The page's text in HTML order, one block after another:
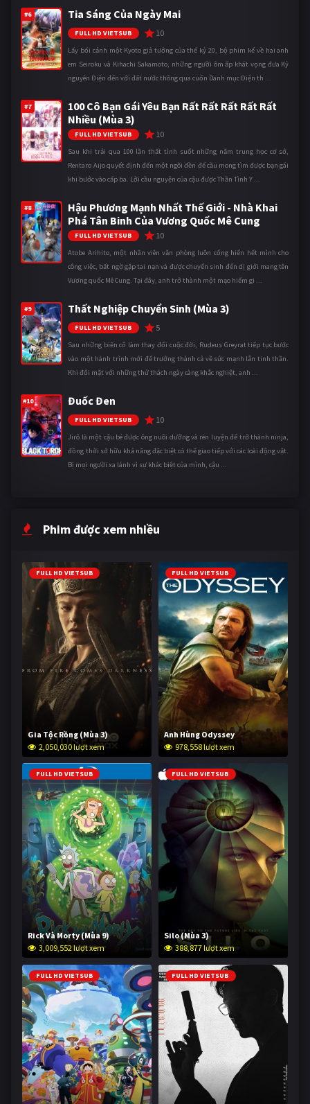
#6 Tia Sáng Của Ngày Mai
FULL HD VIETSUB 10
Lấy bối cảnh một Kyoto giả tưởng của thế kỷ 20, bộ phim kể về hai anh
em Seiroku và Kihachi Sakamoto, những người ôm ấp khát vọng đưa Kỷ
nguyên Điện đến với đất nước thông qua cuốn Danh mục Điện th ...
#7
100 Cô Bạn Gái Yêu Bạn Rất Rất Rất Rất Rất
Nhiều (Mùa 3)
FULL HD VIETSUB 10
Sau khi trải qua 100 lần thất tình suốt những năm trung học cơ sở,
Rentaro Aijo quyết định đến một ngôi đền để cầu mong tìm được bạn gái
khi bước vào cấp ba. Lời cầu nguyện của cậu được Thần Tình Y ...
#8
Hậu Phương Mạnh Nhất Thế Giới - Nhà Khai
Phá Tân Binh Của Vương Quốc Mê Cung
FULL HD VIETSUB 10
Atobe Arihito, một nhân viên văn phòng luôn cống hiến hết mình cho
công việc, bất ngờ gặp tai nạn và được chuyển sinh đến dị giới mang tên
Vương quốc Mê Cung. Tại đây, anh trở thành một mạo hiểm gi ...
#9 Thất Nghiệp Chuyển Sinh (Mùa 3)
FULL HD VIETSUB 5
Sau những biến cố làm thay đổi cuộc đời, Rudeus Greyrat tiếp tục bước
vào một hành trình mới để trưởng thành cả về sức mạnh lẫn tinh thần.
Khi đối mặt với những thử thách ngày càng khắc nghiệt, anh ...
#10 Đuốc Đen
FULL HD VIETSUB 10
Jirô là một cậu bé được ông nuôi dưỡng và rèn luyện để trở thành ninja,
đồng thời sở hữu khả năng đặc biệt có thể giao tiếp với các loài động vật.
Bị mọi người xa lánh vì sự khác biệt của mình, cậu ...
Phim được xem nhiều
FULL HD VIETSUB
Gia Tộc Rồng (Mùa 3)
2,050,030 lượt xem
FULL HD VIETSUB
Anh Hùng Odyssey
978,558 lượt xem
FULL HD VIETSUB
Rick Và Morty (Mùa 9)
3,009,552 lượt xem
FULL HD VIETSUB
Silo (Mùa 3)
388,877 lượt xem
FULL HD VIETSUB FULL HD VIETSUB